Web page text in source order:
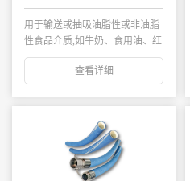
用于输送或抽吸油脂性或非油脂
性食品介质,如牛奶、食用油、红
酒、啤酒等各类...
查看详细